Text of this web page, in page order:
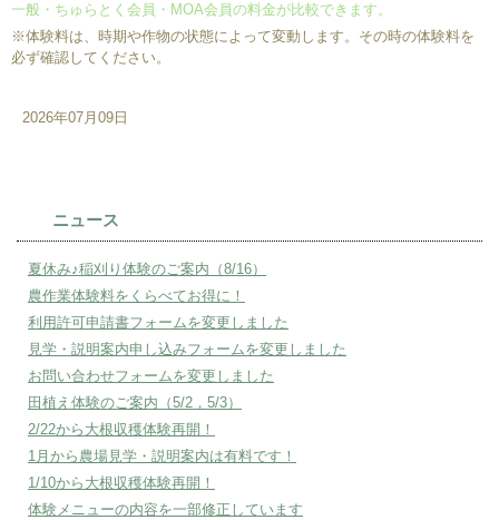
一般・ちゅらとく会員・MOA会員の料金が比較できます。
※体験料は、時期や作物の状態によって変動します。その時の体験料を
必ず確認してください。
2026年07月09日
ニュース
夏休み♪稲刈り体験のご案内（8/16）
農作業体験料をくらべてお得に！
利用許可申請書フォームを変更しました
見学・説明案内申し込みフォームを変更しました
お問い合わせフォームを変更しました
田植え体験のご案内（5/2，5/3）
2/22から大根収穫体験再開！
1月から農場見学・説明案内は有料です！
1/10から大根収穫体験再開！
体験メニューの内容を一部修正しています